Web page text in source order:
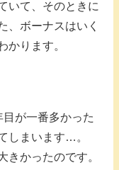
いて、そのときに
、ボーナスはいく
かります。
が一番多かった
しまいます…。
きかったのです。